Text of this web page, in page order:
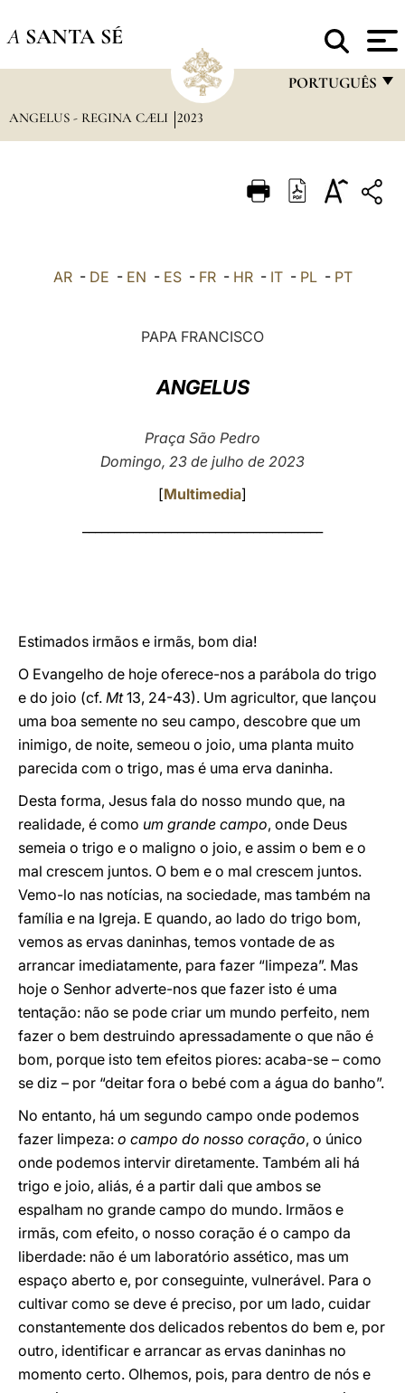
A SANTA SÉ
PORTUGUÊS
ITALIANO
ANGELUS - REGINA CÆLI 2023
AR- DE - EN - ES- FR- HR- IT- PL- PT
PAPA FRANCISCO
ANGELUS
Praça São Pedro
Domingo, 23 de julho de 2023
[Multimedia]
Estimados irmãos e irmãs, bom dia!
O Evangelho de hoje oferece-nos a parábola do trigo
e do joio (cf. Mt13, 24-43). Um agricultor, que lançou
uma boa semente no seu campo, descobre que um
inimigo, de noite, semeou o joio, uma planta muito
parecida com o trigo, mas é uma erva daninha.
Desta forma, Jesus fala do nosso mundo que, na
realidade, é como um grande campo, onde Deus
semeia o trigo e o maligno o joio, e assim o bem e o
mal crescem juntos. O bem e o mal crescem juntos.
Vemo-lo nas notícias, na sociedade, mas também na
família e na Igreja. E quando, ao lado do trigo bom,
vemos as ervas daninhas, temos vontade de as
arrancar imediatamente, para fazer “limpeza”. Mas
hoje o Senhor adverte-nos que fazer isto é uma
tentação: não se pode criar um mundo perfeito, nem
fazer o bem destruindo apressadamente o que não é
bom, porque isto tem efeitos piores: acaba-se – como
se diz – por “deitar fora o bebé com a água do banho”.
No entanto, há um segundo campo onde podemos
fazer limpeza: o campo do nosso coração, o único
onde podemos intervir diretamente. Também ali há
trigo e joio, aliás, é a partir dali que ambos se
espalham no grande campo do mundo. Irmãos e
irmãs, com efeito, o nosso coração é o campo da
liberdade: não é um laboratório assético, mas um
espaço aberto e, por conseguinte, vulnerável. Para o
cultivar como se deve é preciso, por um lado, cuidar
constantemente dos delicados rebentos do bem e, por
outro, identificar e arrancar as ervas daninhas no
momento certo. Olhemos, pois, para dentro de nós e